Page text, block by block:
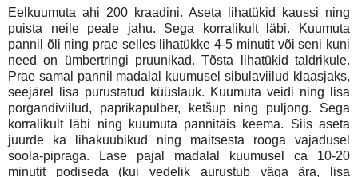
Eelkuumuta ahi 200 kraadini. Aseta lihatükid kaussi ning
puista neile peale jahu. Sega korralikult läbi. Kuumuta
pannil õli ning prae selles lihatükke 4-5 minutit või seni kuni
need on ümbertringi pruunikad. Tõsta lihatükid taldrikule.
Prae samal pannil madalal kuumusel sibulaviilud klaasjaks,
seejärel lisa purustatud küüslauk. Kuumuta veidi ning lisa
porgandiviilud, paprikapulber, ketšup ning puljong. Sega
korralikult läbi ning kuumuta pannitäis keema. Siis aseta
juurde ka lihakuubikud ning maitsesta rooga vajadusel
soola-pipraga. Lase pajal madalal kuumusel ca 10-20
minutit podiseda (kui vedelik aurustub väga ära, lisa